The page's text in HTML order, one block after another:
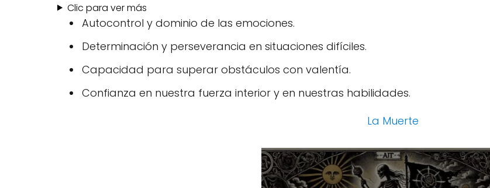
Clic para ver más
Autocontrol y dominio de las emociones.
Determinación y perseverancia en situaciones difíciles.
Capacidad para superar obstáculos con valentía.
Confianza en nuestra fuerza interior y en nuestras habilidades.
La Muerte